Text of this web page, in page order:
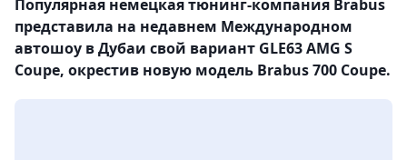
Популярная немецкая тюнинг-компания Brabus
представила на недавнем Международном
автошоу в Дубаи свой вариант GLE63 AMG S
Coupe, окрестив новую модель Brabus 700 Coupe.